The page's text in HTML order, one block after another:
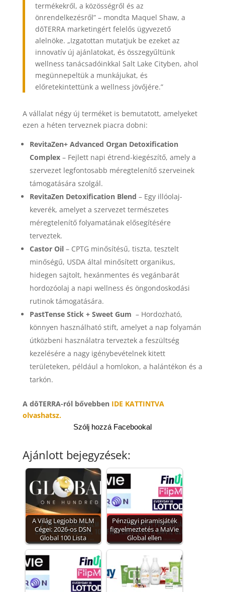
termékekről, a közösségről és az
önrendelkezésről” – mondta Maquel Shaw, a
dōTERRA marketingért felelős ügyvezető
alelnöke. „Izgatottan mutatjuk be ezeket az
innovatív új ajánlatokat, és összegyűltünk
wellness tanácsadóinkkal Salt Lake Cityben, ahol
megünnepeltük a munkájukat, és
előretekintettünk a wellness jövőjére.”
A vállalat négy új terméket is bemutatott, amelyeket
ezen a héten terveznek piacra dobni:
RevitaZen+ Advanced Organ Detoxification
Complex– Fejlett napi étrend-kiegészítő, amely a
szervezet legfontosabb méregtelenítő szerveinek
támogatására szolgál.
RevitaZen Detoxification Blend – Egy illóolaj-
keverék, amelyet a szervezet természetes
méregtelenítő folyamatának elősegítésére
terveztek.
Castor Oil– CPTG minősítésű, tiszta, tesztelt
minőségű, USDA által minősített organikus,
hidegen sajtolt, hexánmentes és vegánbarát
hordozóolaj a napi wellness és öngondoskodási
rutinok támogatására.
PastTense Stick + Sweet Gum – Hordozható,
könnyen használható stift, amelyet a nap folyamán
útközbeni használatra terveztek a feszültség
kezelésére a nagy igénybevételnek kitett
területeken, például a homlokon, a halántékon és a
tarkón.
A dōTERRA-ról bővebbenIDE KATTINTVA
olvashatsz.
Szólj hozzá Facebookal
Ajánlott bejegyzések:
A Világ Legjobb MLM
Cégei: 2026-os DSN
Global 100 Lista
Pénzügyi piramisjáték
figyelmeztetés a MaVie
Global ellen